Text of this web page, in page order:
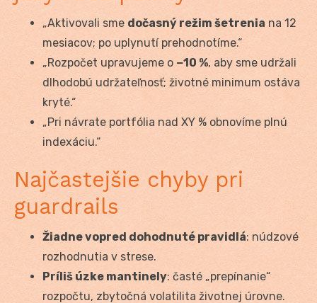
„Aktivovali sme dočasný režim šetrenia na 12
mesiacov; po uplynutí prehodnotíme.“
„Rozpočet upravujeme o −10 %, aby sme udržali
dlhodobú udržateľnosť; životné minimum ostáva
kryté.“
„Pri návrate portfólia nad XY % obnovíme plnú
indexáciu.“
Najčastejšie chyby pri
guardrails
Žiadne vopred dohodnuté pravidlá: núdzové
rozhodnutia v strese.
Príliš úzke mantinely: časté „prepínanie“
rozpočtu, zbytočná volatilita životnej úrovne.